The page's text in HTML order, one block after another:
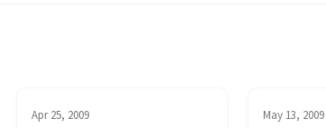
Apr 25, 2009 May 13, 2009